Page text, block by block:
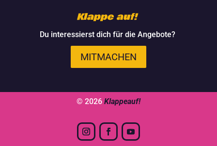
Klappe auf!
Du interessierst dich für die Angebote?
MITMACHEN
© 2026 Klappeauf!